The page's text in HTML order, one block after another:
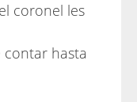
coronel les
hasta